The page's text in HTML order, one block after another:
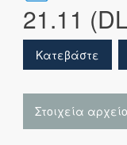
21.11
Κατεβάστε
Στοιχεία